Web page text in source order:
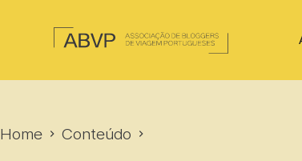
Home Conteúdo